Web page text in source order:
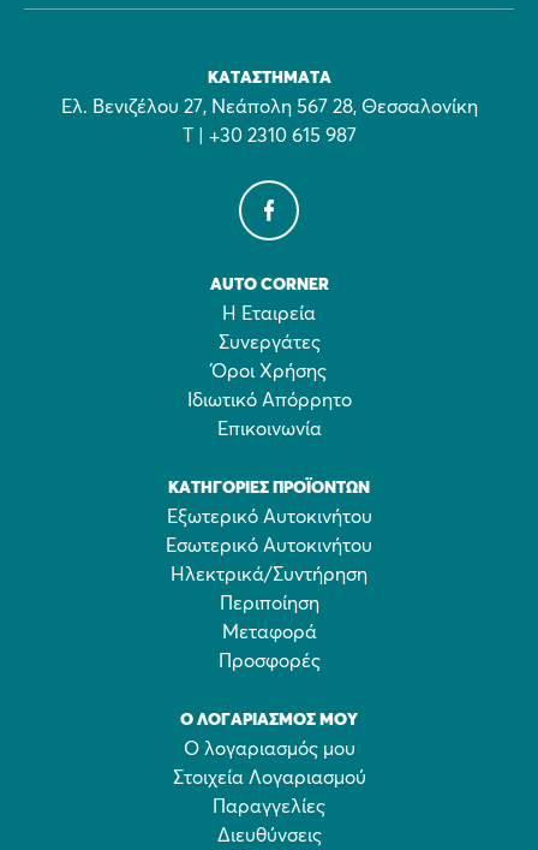
ΚΑΤΑΣΤΉΜΑΤΑ
Ελ. Βενιζέλου 27, Νεάπολη 567 28, Θεσσαλονίκη
Τ | +30 2310 615 987
AUTO CORNER
Η Εταιρεία
Συνεργάτες
Όροι Χρήσης
Ιδιωτικό Απόρρητο
Επικοινωνία
ΚΑΤΗΓΟΡΊΕΣ ΠΡΟΪΌΝΤΩΝ
Εξωτερικό Αυτοκινήτου
Εσωτερικό Αυτοκινήτου
Ηλεκτρικά/Συντήρηση
Περιποίηση
Μεταφορά
Προσφορές
Ο ΛΟΓΑΡΙΑΣΜΌΣ ΜΟΥ
Ο λογαριασμός μου
Στοιχεία Λογαριασμού
Παραγγελίες
Διευθύνσεις